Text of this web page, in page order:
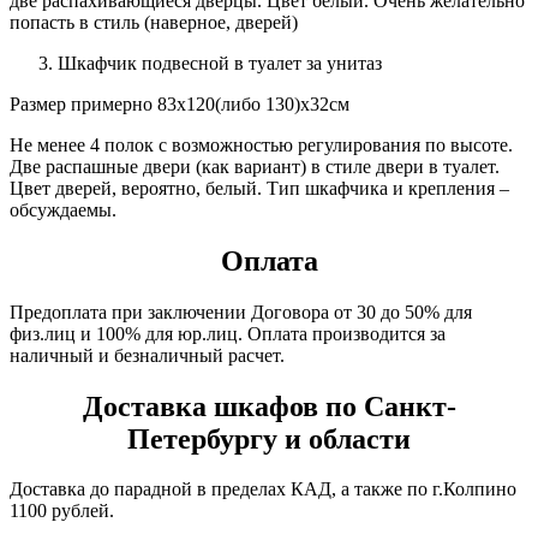
попасть в стиль (наверное, дверей)
Шкафчик подвесной в туалет за унитаз
Размер примерно 83х120(либо 130)х32см
Не менее 4 полок с возможностью регулирования по высоте.
Две распашные двери (как вариант) в стиле двери в туалет.
Цвет дверей, вероятно, белый. Тип шкафчика и крепления –
обсуждаемы.
Оплата
Предоплата при заключении Договора от 30 до 50% для
физ.лиц и 100% для юр.лиц. Оплата производится за
наличный и безналичный расчет.
Доставка шкафов по Санкт-
Петербургу и области
Доставка до парадной в пределах КАД, а также по г.Колпино
1100 рублей.